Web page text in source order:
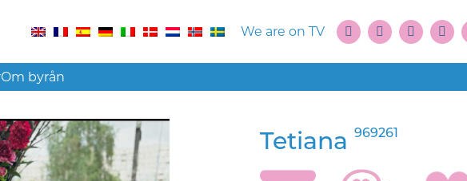
We are on TV
Om byrån
Tetiana 969261